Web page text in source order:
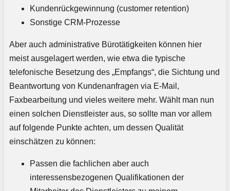
Kundenrückgewinnung (customer retention)
Sonstige CRM-Prozesse
Aber auch administrative Bürotätigkeiten können hier
meist ausgelagert werden, wie etwa die typische
telefonische Besetzung des „Empfangs“, die Sichtung und
Beantwortung von Kundenanfragen via E-Mail,
Faxbearbeitung und vieles weitere mehr. Wählt man nun
einen solchen Dienstleister aus, so sollte man vor allem
auf folgende Punkte achten, um dessen Qualität
einschätzen zu können:
Passen die fachlichen aber auch
interessensbezogenen Qualifikationen der